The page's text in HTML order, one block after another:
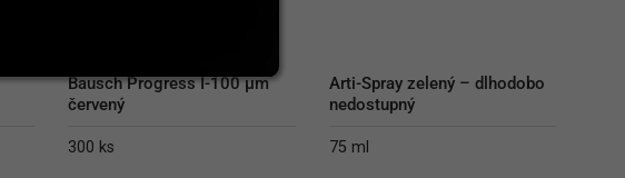
Bausch Progress I-100 µm
červený
300 ks
Arti-Spray zelený – dlhodobo
nedostupný
75 ml